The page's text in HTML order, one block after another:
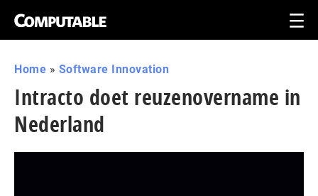
Home » Software Innovation
Intracto doet reuzenovername in
Nederland